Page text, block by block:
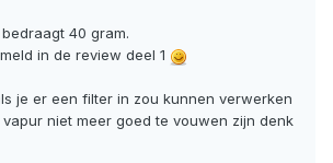
40 gram.
in de review deel 1
je er een filter in zou kunnen verwerken
niet meer goed te vouwen zijn denk